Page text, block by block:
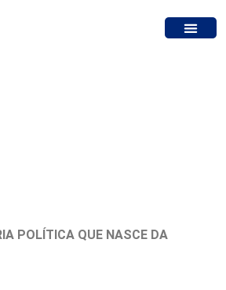
POLÍTICA QUE NASCE DA